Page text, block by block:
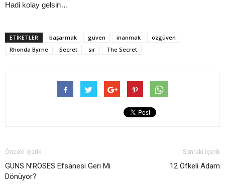
Hadi kolay gelsin…
ETİKETLER başarmak güven inanmak
özgüven
Rhonda Byrne
Secret sır The Secret
Önceki İçerik
GUNS N’ROSES Efsanesi Geri Mi
Dönüyor?
Sonraki İçerik
12 Öfkeli Adam